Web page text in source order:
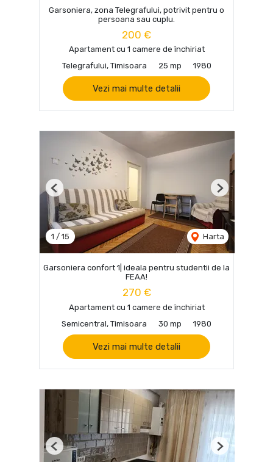
Garsoniera, zona Telegrafului, potrivit pentru o
persoana sau cuplu.
200 €
Apartament cu 1 camere de închiriat
Telegrafului, Timisoara
25 mp 1980
Vezi mai multe detalii
1 / 15 Harta
Previous Next
Garsoniera confort 1| ideala pentru studentii de la
FEAA!
270 €
Apartament cu 1 camere de închiriat
Semicentral, Timisoara
30 mp 1980
Vezi mai multe detalii
Previous Next